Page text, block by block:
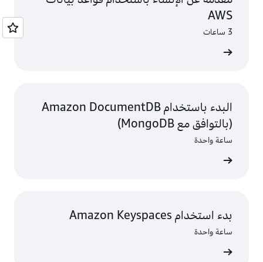
AWS
3 ساعات
البدء باستخدام Amazon DocumentDB
(بالتوافق مع MongoDB)
ساعة واحدة
بدء استخدام Amazon Keyspaces
ساعة واحدة